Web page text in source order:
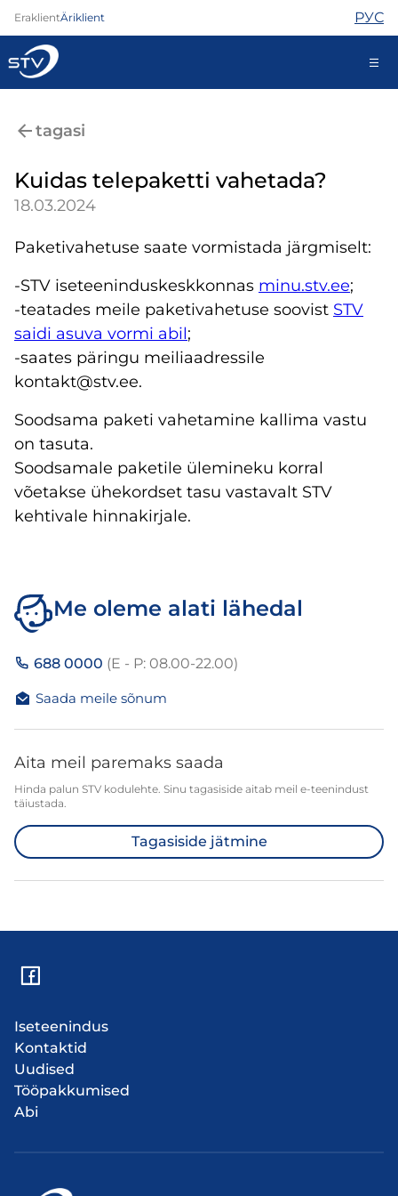
EraklientÄriklient РУС
TV
Turvateenused
Abi
Pood
Kontaktid
Uudised
tagasi
Kuidas telepaketti vahetada?
18.03.2024
Paketivahetuse saate vormistada järgmiselt:​
-STV iseteeninduskeskkonnas minu.stv.ee;
-teatades meile paketivahetuse soovist STV
saidi asuva vormi abil;
-saates päringu meiliaadressile
kontakt@stv.ee.
Soodsama paketi vahetamine kallima vastu
on tasuta.
Soodsamale paketile ülemineku korral
võetakse ühekordset tasu vastavalt STV
kehtivale hinnakirjale.
Me oleme alati lähedal
688 0000 (E - P: 08.00-22.00)
Saada meile sõnum
Aita meil paremaks saada
Hinda palun STV kodulehte. Sinu tagasiside aitab meil e-teenindust
täiustada.
Tagasiside jätmine
Iseteenindus
Kontaktid
Uudised
Tööpakkumised
Abi